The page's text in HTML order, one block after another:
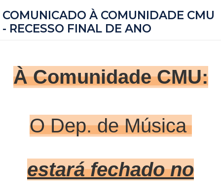
COMUNICADO À COMUNIDADE CMU
- RECESSO FINAL DE ANO
À Comunidade CMU:
O Dep. de Música
estará fechado no